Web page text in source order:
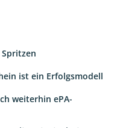
ist ein Erfolgsmodell
weiterhin ePA-